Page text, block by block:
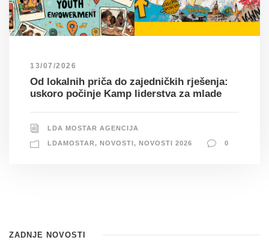
13/07/2026
Od lokalnih priča do zajedničkih rješenja:
uskoro počinje Kamp liderstva za mlade
LDA MOSTAR AGENCIJA
LDAMOSTAR, NOVOSTI, NOVOSTI 2026 0
ZADNJE NOVOSTI